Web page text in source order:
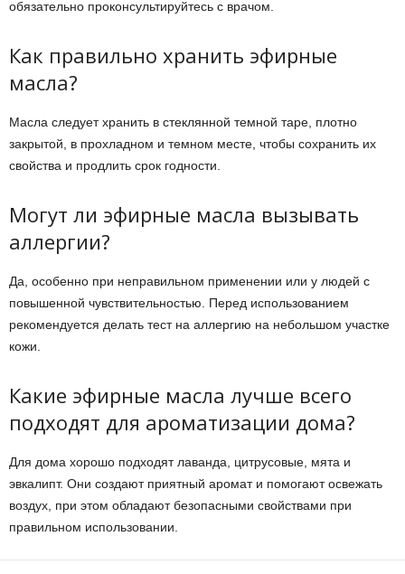
обязательно проконсультируйтесь с врачом.
Как правильно хранить эфирные
масла?
Масла следует хранить в стеклянной темной таре, плотно
закрытой, в прохладном и темном месте, чтобы сохранить их
свойства и продлить срок годности.
Могут ли эфирные масла вызывать
аллергии?
Да, особенно при неправильном применении или у людей с
повышенной чувствительностью. Перед использованием
рекомендуется делать тест на аллергию на небольшом участке
кожи.
Какие эфирные масла лучше всего
подходят для ароматизации дома?
Для дома хорошо подходят лаванда, цитрусовые, мята и
эвкалипт. Они создают приятный аромат и помогают освежать
воздух, при этом обладают безопасными свойствами при
правильном использовании.